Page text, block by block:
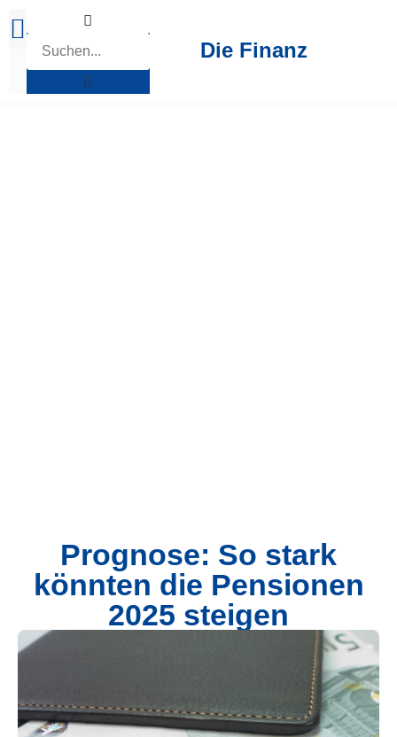
Die Finanz
Prognose: So stark
könnten die Pensionen
2025 steigen